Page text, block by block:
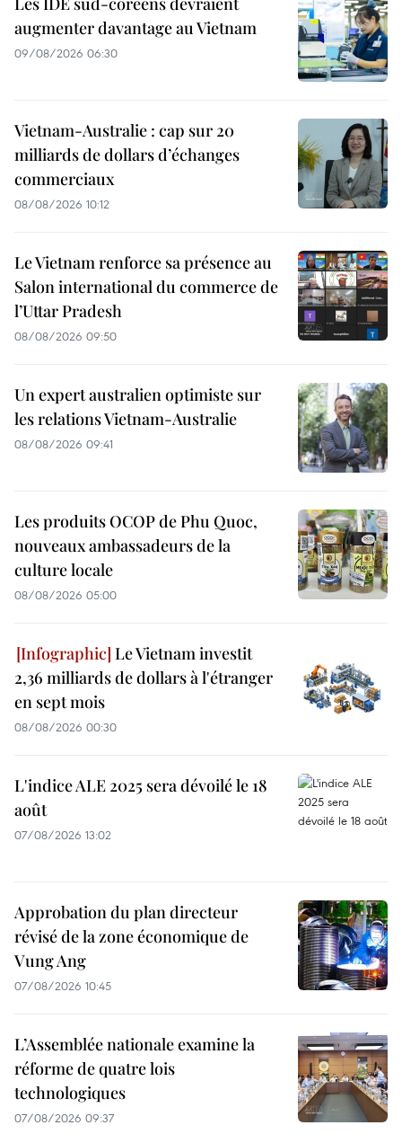
augmenter davantage au Vietnam
09/08/2026 06:30
Vietnam-Australie : cap sur 20
milliards de dollars d’échanges
commerciaux
08/08/2026 10:12
Le Vietnam renforce sa présence au
Salon international du commerce de
l’Uttar Pradesh
08/08/2026 09:50
Un expert australien optimiste sur
les relations Vietnam-Australie
08/08/2026 09:41
Les produits OCOP de Phu Quoc,
nouveaux ambassadeurs de la
culture locale
08/08/2026 05:00
Le Vietnam investit
2,36 milliards de dollars à l'étranger
en sept mois
08/08/2026 00:30
L'indice ALE 2025 sera dévoilé le 18
août
07/08/2026 13:02
Approbation du plan directeur
révisé de la zone économique de
Vung Ang
07/08/2026 10:45
L’Assemblée nationale examine la
réforme de quatre lois
technologiques
07/08/2026 09:37